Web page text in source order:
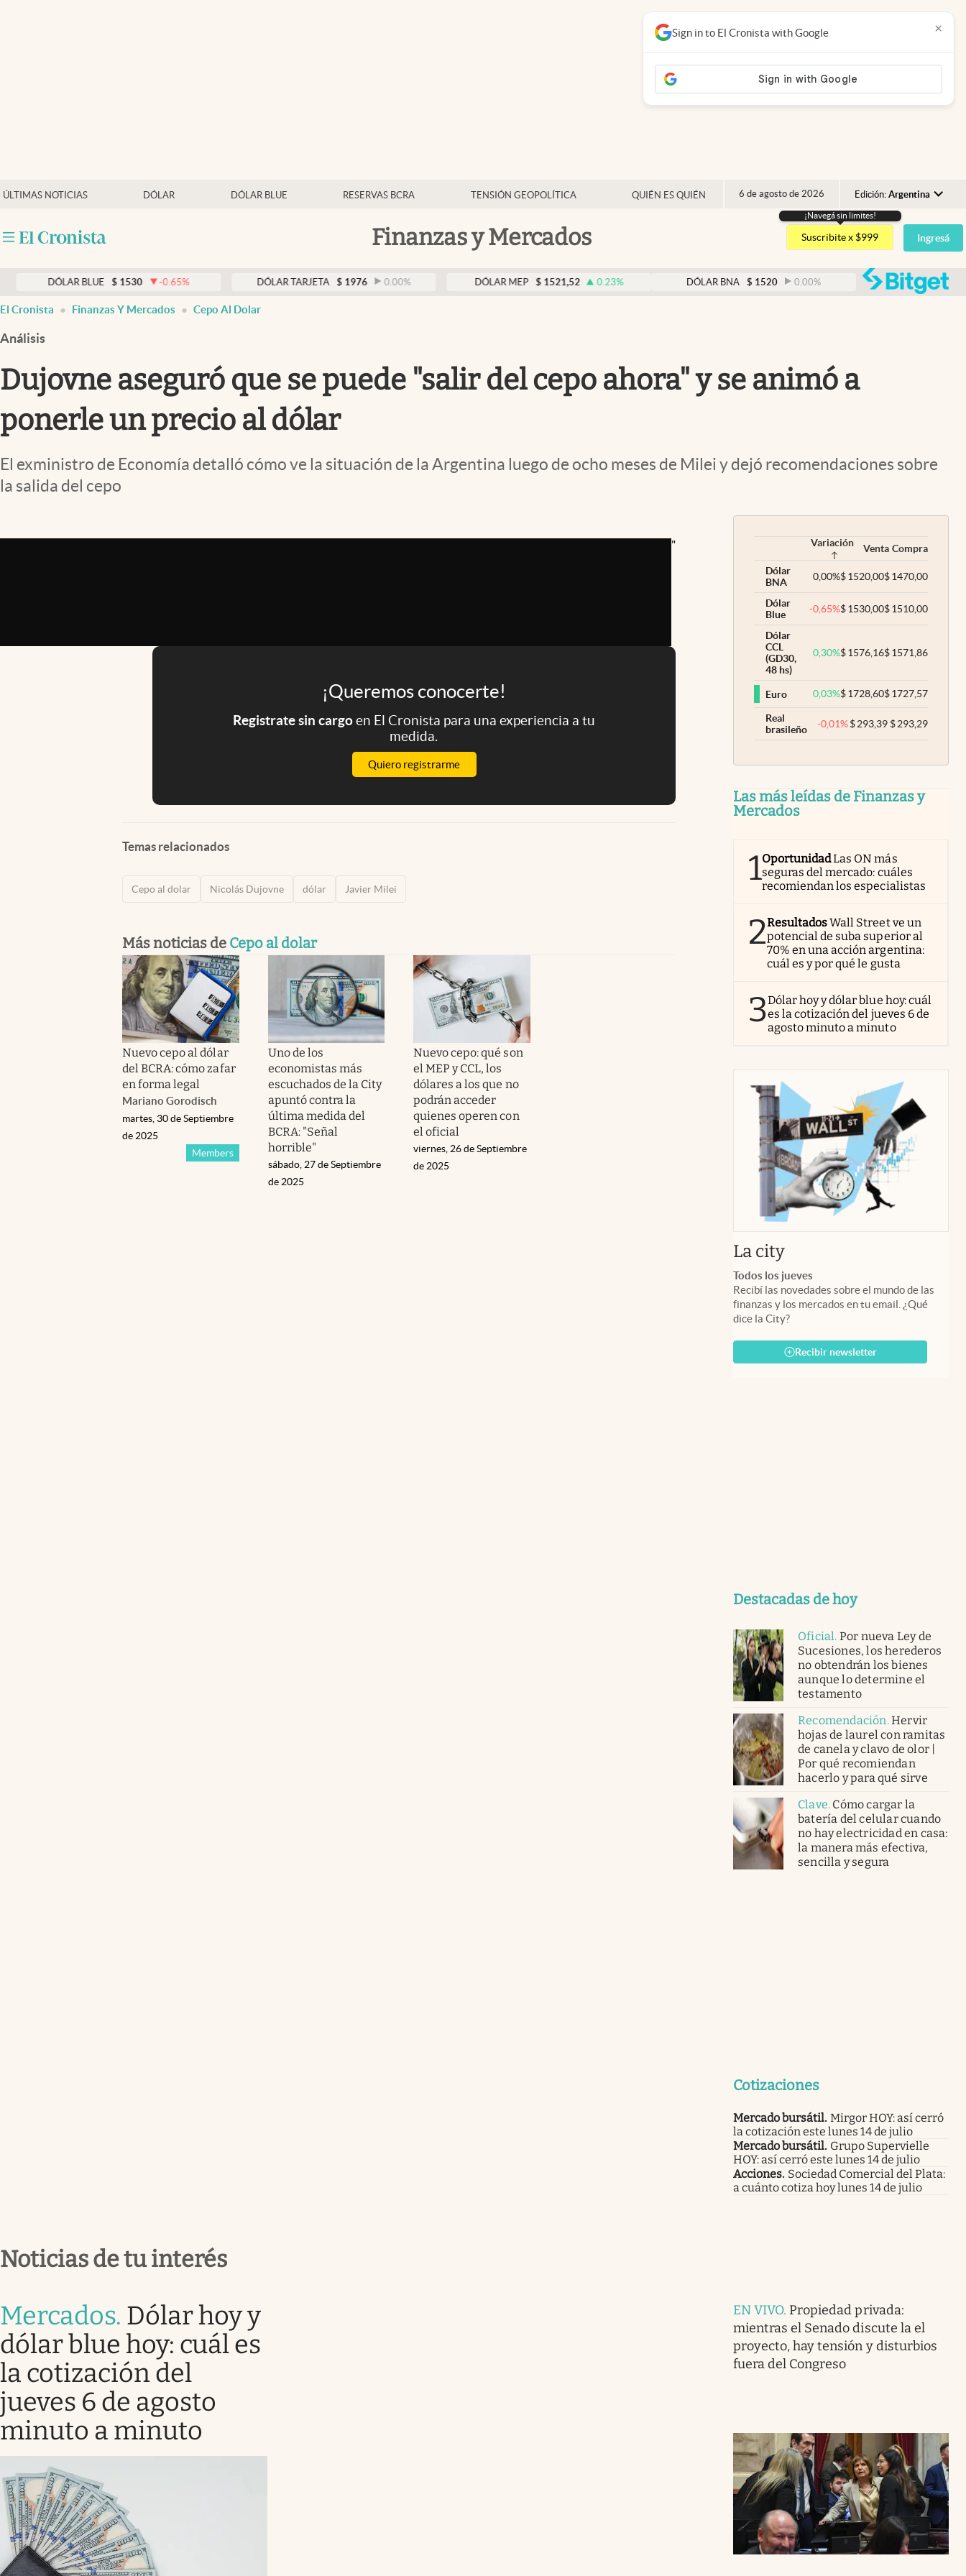
ÚLTIMAS NOTICIAS DÓLAR DÓLAR BLUE RESERVAS BCRA TENSIÓN GEOPOLÍTICA QUIÉN ES QUIÉN 6 de agosto de 2026 Edición: Argentina
Argentina
España
USA
Finanzas y Mercados
Mercados Online
Otras secciones
Clima
Mundial 2026
Eventos Corporativos
El Cronista Studio
Mediakit
¡Navegá sin limites!
Suscribite x $999 Ingresá
DÓLAR BLUE $ 1530 -0.65% DÓLAR TARJETA $ 1976 0.00% DÓLAR MEP $ 1521,52 0.23% DÓLAR BNA $ 1520 0.00% DÓLAR BLUE $ 1530
Sign in to El Cronista with Google ×
El Cronista Finanzas Y Mercados Cepo Al Dolar
Análisis
Dujovne aseguró que se puede "salir del cepo ahora" y se animó a
ponerle un precio al dólar
El exministro de Economía detalló cómo ve la situación de la Argentina luego de ocho meses de Milei y dejó recomendaciones sobre
la salida del cepo
"
¡Queremos conocerte!
Registrate sin cargoen El Cronista para una experiencia a tu
medida.
Quiero registrarme
Temas relacionados
Cepo al dolar Nicolás Dujovne dólar Javier Milei
Más noticias de Cepo al dolar
Nuevo cepo al dólar
del BCRA: cómo zafar
en forma legal
Mariano Gorodisch
Members
martes, 30 de Septiembre
de 2025
Uno de los
economistas más
escuchados de la City
apuntó contra la
última medida del
BCRA: "Señal
horrible"
sábado, 27 de Septiembre
de 2025
Nuevo cepo: qué son
el MEP y CCL, los
dólares a los que no
podrán acceder
quienes operen con
el oficial
viernes, 26 de Septiembre
de 2025
Variación Venta Compra
Dólar
BNA
0,00%$1520,00$1470,00
Dólar
Blue
-0,65%$1530,00$1510,00
Dólar
CCL
(GD30,
48 hs)
0,30%$1576,16$1571,86
Euro 0,03%$1728,60$1727,57
Real
brasileño
-0,01% $293,39 $293,29
Las más leídas de Finanzas y
Mercados
1OportunidadLas ON más
seguras del mercado: cuáles
recomiendan los especialistas
2ResultadosWall Street ve un
potencial de suba superior al
70% en una acción argentina:
cuál es y por qué le gusta
3Dólar hoy y dólar blue hoy: cuál
es la cotización del jueves 6 de
agosto minuto a minuto
La cityabre en nueva pestaña
Todos los jueves
Recibí las novedades sobre el mundo de las
finanzas y los mercados en tu email. ¿Qué
dice la City?
Recibir newsletter
Destacadas de hoy
Oficial. Por nueva Ley de
Sucesiones, los herederos
no obtendrán los bienes
aunque lo determine el
testamento
Recomendación.Hervir
hojas de laurel con ramitas
de canela y clavo de olor |
Por qué recomiendan
hacerlo y para qué sirve
Clave. Cómo cargar la
batería del celular cuando
no hay electricidad en casa:
la manera más efectiva,
sencilla y segura
Cotizaciones
Mercado bursátil. Mirgor HOY: así cerró
la cotización este lunes 14 de julio
Mercado bursátil. Grupo Supervielle
HOY: así cerró este lunes 14 de julio
Acciones. Sociedad Comercial del Plata:
a cuánto cotiza hoy lunes 14 de julio
Noticias de tu interés
Mercados. Dólar hoy y
dólar blue hoy: cuál es
la cotización del
jueves 6 de agosto
minuto a minuto
EN VIVO. Propiedad privada:
mientras el Senado discute la el
proyecto, hay tensión y disturbios
fuera del Congreso